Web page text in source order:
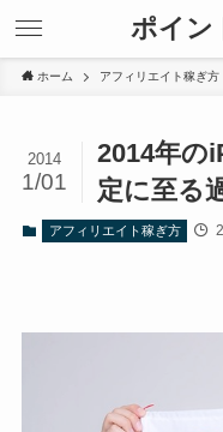
ポイン
ホーム アフィリエイト稼ぎ方
2014年の
定に至る
2014
1/01
アフィリエイト稼ぎ方